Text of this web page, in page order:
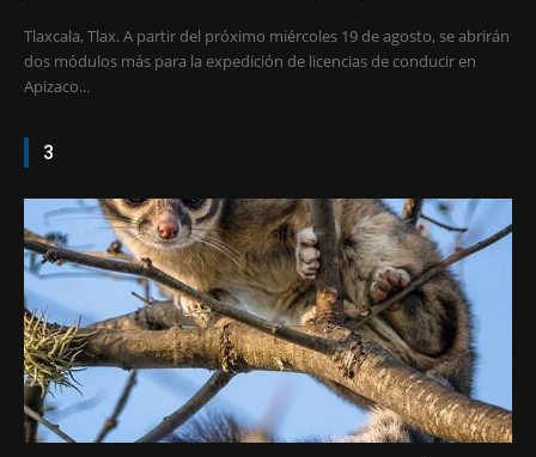
Tlaxcala, Tlax. A partir del próximo miércoles 19 de agosto, se abrirán
dos módulos más para la expedición de licencias de conducir en
Apizaco...
3